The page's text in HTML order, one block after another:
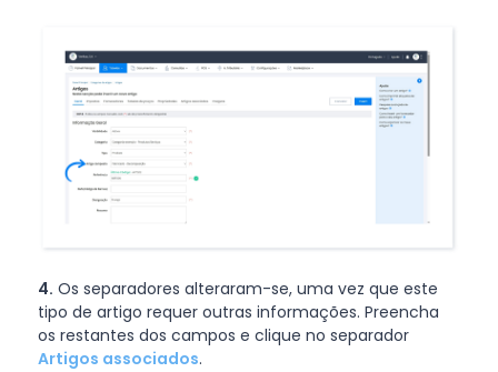
4. Os separadores alteraram-se, uma vez que este
tipo de artigo requer outras informações. Preencha
os restantes dos campos e clique no separador
Artigos associados.